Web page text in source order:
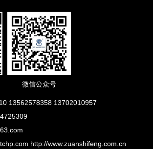
微信公众号
13562578358 13702010957
http://www.zuanshifeng.com.cn